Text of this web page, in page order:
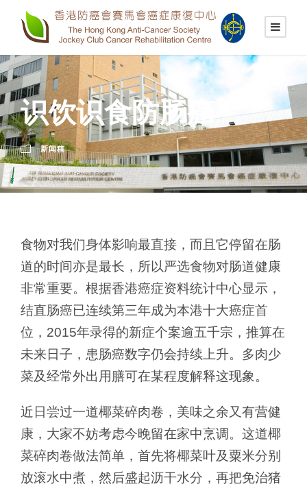
识饮识食防肠癌
新闻稿
食物对我们身体影响最直接，而且它停留在肠
道的时间亦是最长，所以严选食物对肠道健康
非常重要。根据香港癌症资料统计中心显示，
结直肠癌已连续第三年成为本港十大癌症首
位，2015年录得的新症个案逾五千宗，推算在
未来日子，患肠癌数字仍会持续上升。多肉少
菜及经常外出用膳可在某程度解释这现象。
近日尝过一道椰菜碎肉卷，美味之余又有营健
康，大家不妨考虑今晚留在家中烹调。这道椰
菜碎肉卷做法简单，首先将椰菜叶及粟米分别
放滚水中煮，然后盛起沥干水分，再把免治猪